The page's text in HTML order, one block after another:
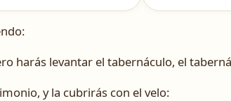
harás levantar el tabernáculo, el
y la cubrirás con el velo: